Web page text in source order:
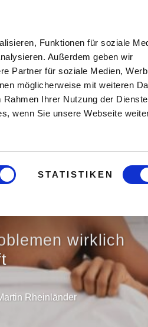
Funktionen für soziale
Außerdem geben wir
Partner für soziale Medien,
möglicherweise mit weiteren
Ihrer Nutzung der Dienste
wenn Sie unsere Webseite
STATISTIKEN
wirklich
Rheinländer